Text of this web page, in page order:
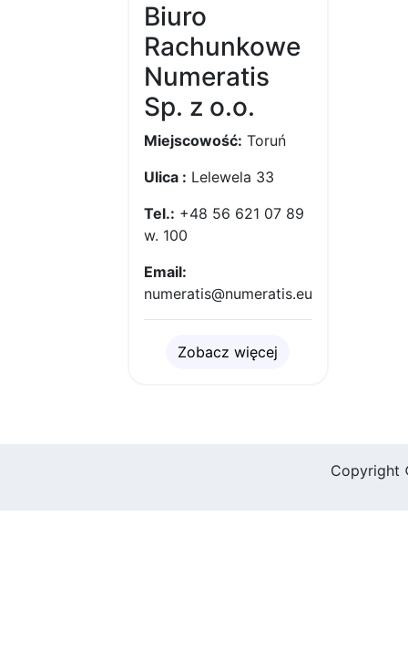
Biuro
Rachunkowe
Numeratis
Sp. z o.o.
Miejscowość: Toruń
Ulica : Lelewela 33
Tel.: +48 56 621 07 89
w. 100
Email:
numeratis@numeratis.eu
Zobacz więcej
Copyright